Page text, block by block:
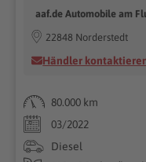
aaf.de Automobile am
22848 Norderstedt
Händler
80.000 km
03/2022
Diesel